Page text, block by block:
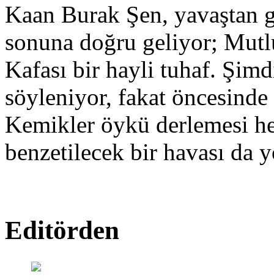
Kaan Burak Şen, yavaştan
sonuna doğru geliyor;
Kafası bir hayli tuhaf.
söyleniyor, fakat
Kemikler öykü derlemesi
benzetilecek bir havası da
Editörden